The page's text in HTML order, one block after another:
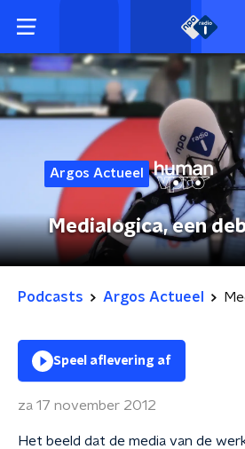
Argos Actueel
Medialogica, een
Podcasts Argos Actueel
Speel aflevering af
za 17 november 2012
Het beeld dat de media van de